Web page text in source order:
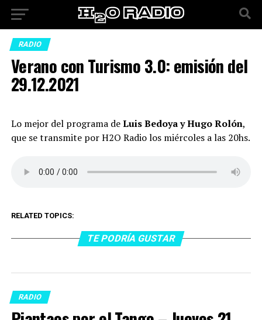
RADIO
Verano con Turismo 3.0: emisión del
29.12.2021
Lo mejor del programa deLuis Bedoya y Hugo Rolón,
que se transmite por H2O Radio los miércoles a las 20hs.
RELATED TOPICS:
TE PODRÍA GUSTAR
RADIO